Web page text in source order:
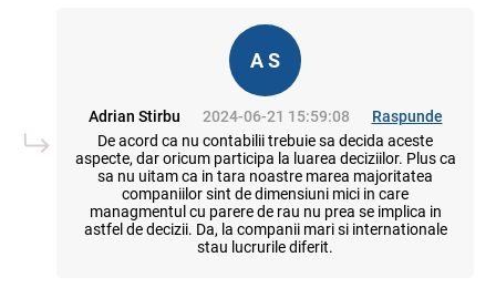
A S
Adrian Stirbu 2024-06-21 15:59:08
Raspunde
De acord ca nu contabilii trebuie sa decida aceste
aspecte, dar oricum participa la luarea deciziilor. Plus ca
sa nu uitam ca in tara noastre marea majoritatea
companiilor sint de dimensiuni mici in care
managmentul cu parere de rau nu prea se implica in
astfel de decizii. Da, la companii mari si internationale
stau lucrurile diferit.